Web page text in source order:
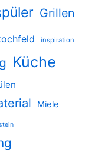
Grillen
inspiration
Küche
Miele